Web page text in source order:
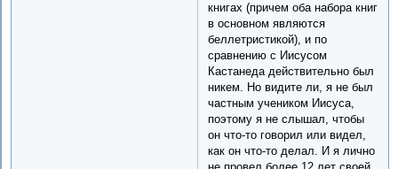
книгах (причем оба набора книг
в основном являются
беллетристикой), и по
сравнению с Иисусом
Кастанеда действительно был
никем. Но видите ли, я не был
частным учеником Иисуса,
поэтому я не слышал, чтобы
он что-то говорил или видел,
как он что-то делал. И я лично